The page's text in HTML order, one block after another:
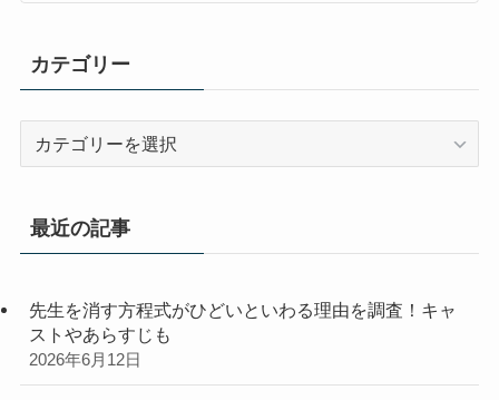
カテゴリー
リ
最近の記事
先生を消す方程式がひどいといわる理由を調査！キャ
ストやあらすじも
2026年6月12日